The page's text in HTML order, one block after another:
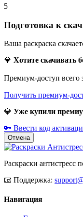
5
Подготовка к
Ваша раскраска
💎 Хотите скачивать
Премиум-доступ всего
Получить премиум-
💎 Уже купили
🔑 Ввести код
Отмена
Раскраски антистресс
📧 Поддержка:
Навигация